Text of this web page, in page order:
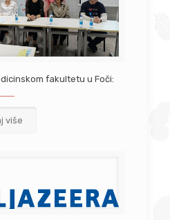
fakultetu u Foči:
više